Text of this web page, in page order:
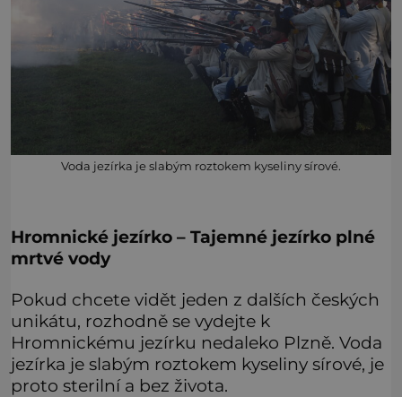
Voda jezírka je slabým roztokem kyseliny sírové.
Hromnické jezírko – Tajemné jezírko plné
mrtvé vody
Pokud chcete vidět jeden z dalších českých
unikátu, rozhodně se vydejte k
Hromnickému jezírku nedaleko Plzně. Voda
jezírka je slabým roztokem kyseliny sírové, je
proto sterilní a bez života.